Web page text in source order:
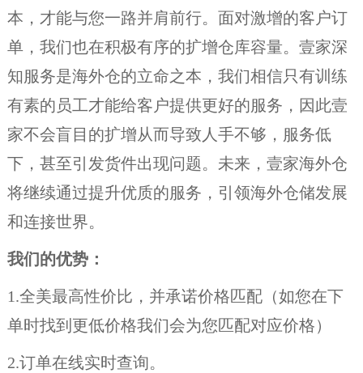
本，才能与您一路并肩前行。面对激增的客户订
单，我们也在积极有序的扩增仓库容量。壹家深
知服务是海外仓的立命之本，我们相信只有训练
有素的员工才能给客户提供更好的服务，因此壹
家不会盲目的扩增从而导致人手不够，服务低
下，甚至引发货件出现问题。未来，壹家海外仓
将继续通过提升优质的服务，引领海外仓储发展
和连接世界。
我们的优势：
1.全美最高性价比，并承诺价格匹配（如您在下
单时找到更低价格我们会为您匹配对应价格）
2.订单在线实时查询。